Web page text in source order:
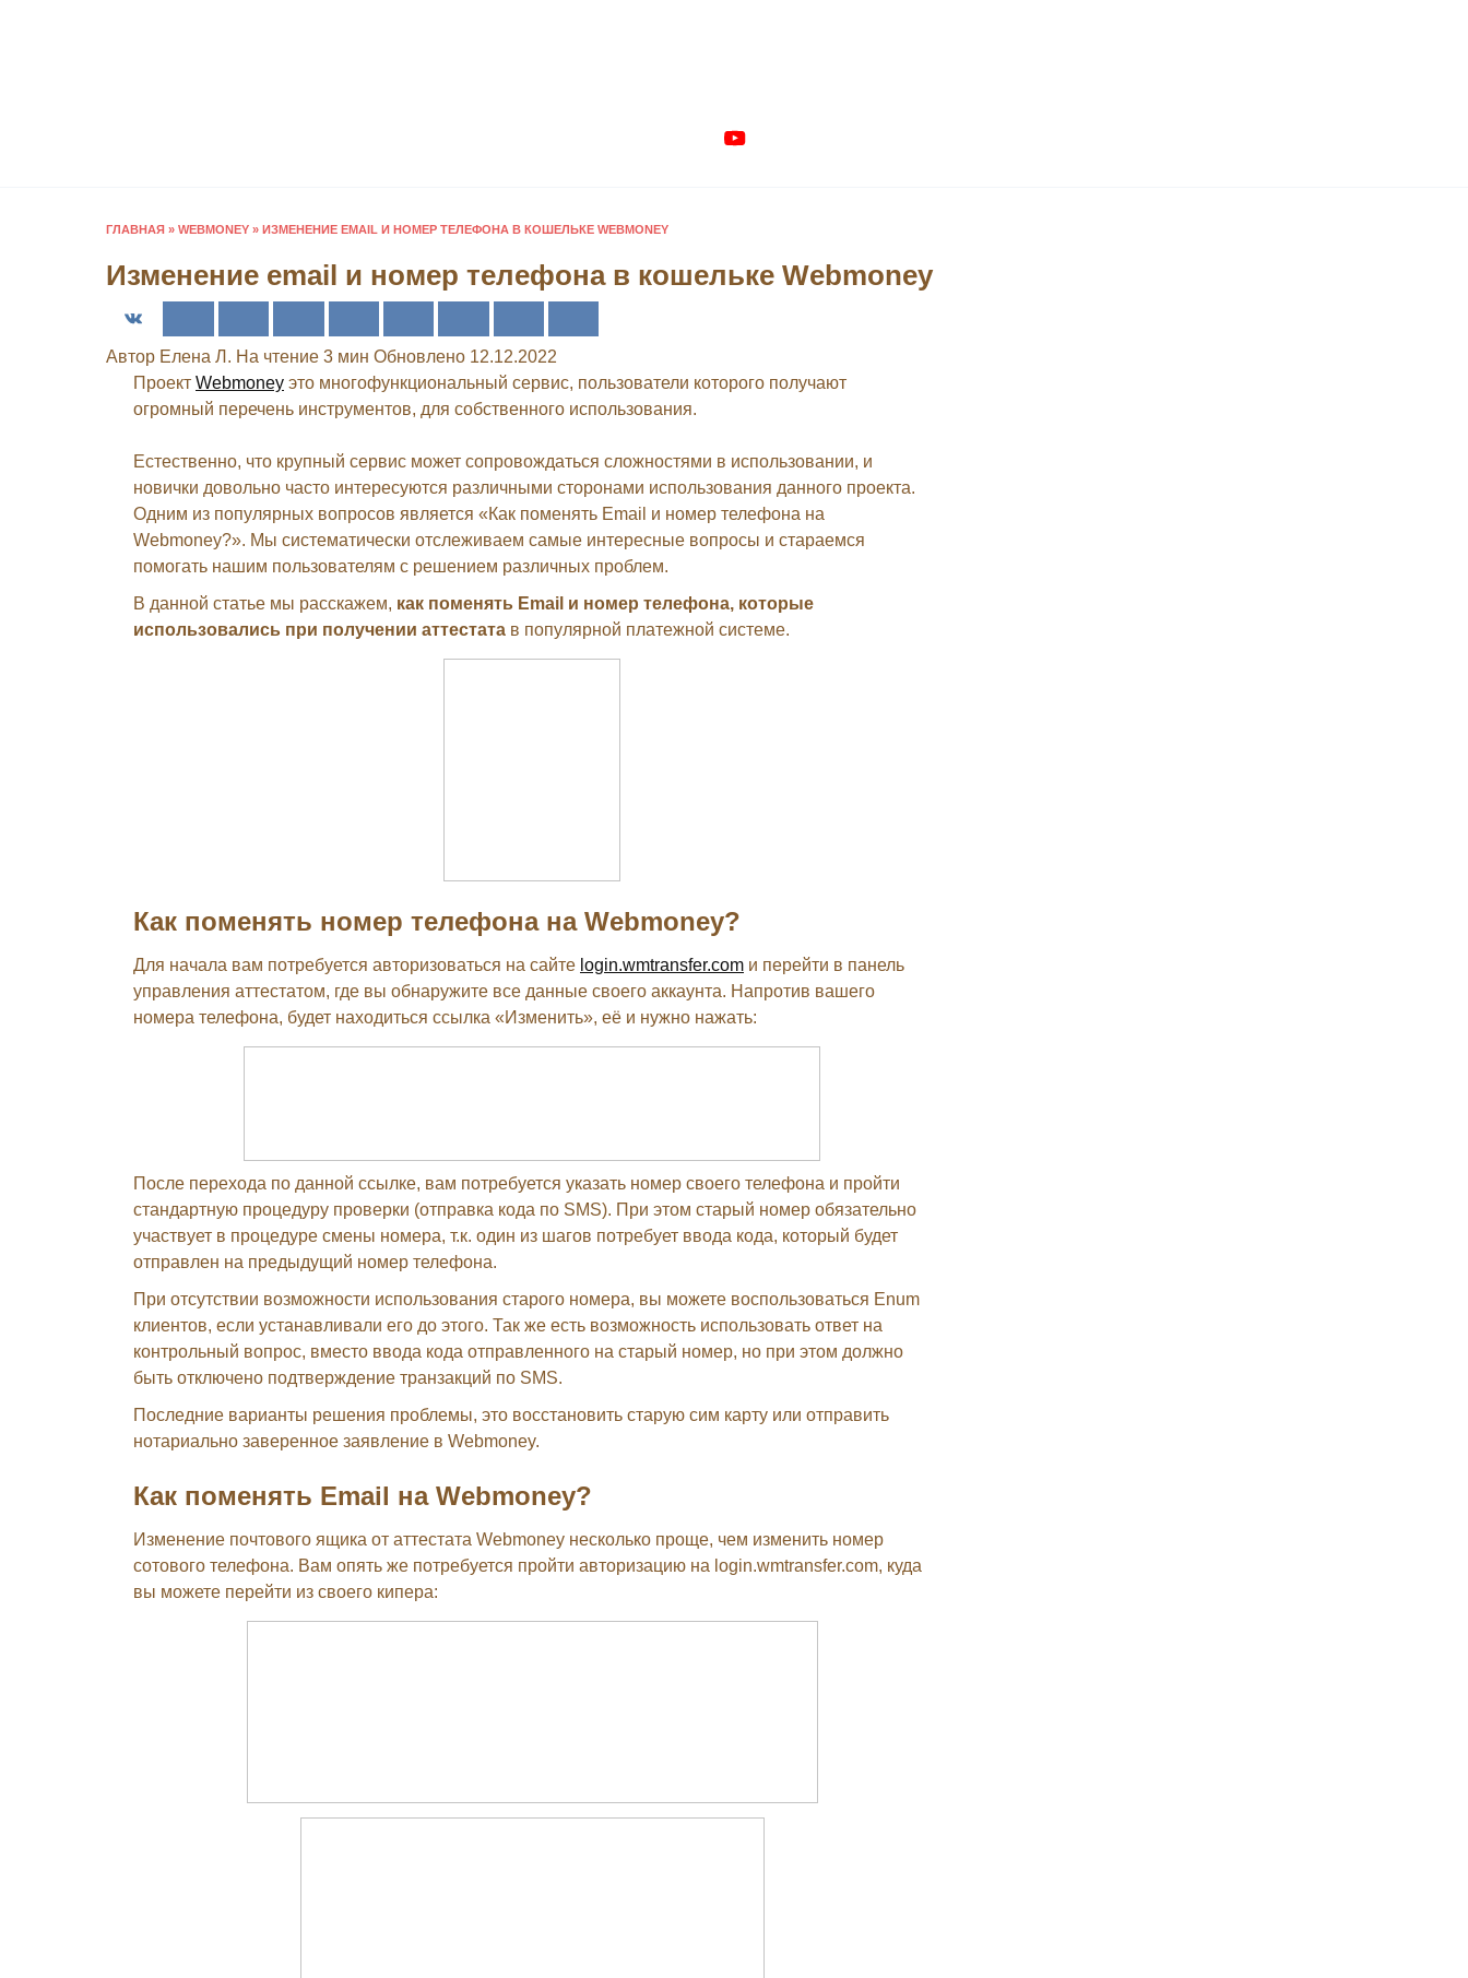
ГЛАВНАЯ » WEBMONEY » ИЗМЕНЕНИЕ EMAIL И НОМЕР ТЕЛЕФОНА В КОШЕЛЬКЕ WEBMONEY
Изменение email и номер телефона в кошельке Webmoney
Автор Елена Л. На чтение 3 мин Обновлено 12.12.2022
Проект Webmoney это многофункциональный сервис, пользователи которого получают
огромный перечень инструментов, для собственного использования.
Естественно, что крупный сервис может сопровождаться сложностями в использовании, и
новички довольно часто интересуются различными сторонами использования данного проекта.
Одним из популярных вопросов является «Как поменять Email и номер телефона на
Webmoney?». Мы систематически отслеживаем самые интересные вопросы и стараемся
помогать нашим пользователям с решением различных проблем.
В данной статье мы расскажем, как поменять Email и номер телефона, которые
использовались при получении аттестата в популярной платежной системе.
Как поменять номер телефона на Webmoney?
Для начала вам потребуется авторизоваться на сайте login.wmtransfer.com и перейти в панель
управления аттестатом, где вы обнаружите все данные своего аккаунта. Напротив вашего
номера телефона, будет находиться ссылка «Изменить», её и нужно нажать:
После перехода по данной ссылке, вам потребуется указать номер своего телефона и пройти
стандартную процедуру проверки (отправка кода по SMS). При этом старый номер обязательно
участвует в процедуре смены номера, т.к. один из шагов потребует ввода кода, который будет
отправлен на предыдущий номер телефона.
При отсутствии возможности использования старого номера, вы можете воспользоваться Enum
клиентов, если устанавливали его до этого. Так же есть возможность использовать ответ на
контрольный вопрос, вместо ввода кода отправленного на старый номер, но при этом должно
быть отключено подтверждение транзакций по SMS.
Последние варианты решения проблемы, это восстановить старую сим карту или отправить
нотариально заверенное заявление в Webmoney.
Как поменять Email на Webmoney?
Изменение почтового ящика от аттестата Webmoney несколько проще, чем изменить номер
сотового телефона. Вам опять же потребуется пройти авторизацию на login.wmtransfer.com, куда
вы можете перейти из своего кипера: